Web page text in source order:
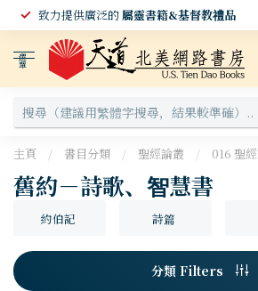
致力提供廣泛的屬靈書籍&基督教禮品
選
單
主頁 / 書目分類 / 聖經論叢 / 016 聖
舊約－詩歌、智慧書
約伯記 詩篇
分類 Filters